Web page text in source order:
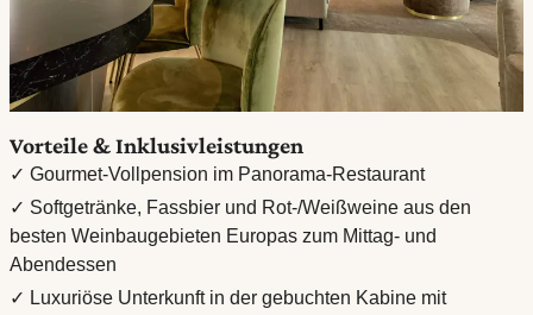
Vorteile & Inklusivleistungen
✓ Gourmet-Vollpension im Panorama-Restaurant
✓ Softgetränke, Fassbier und Rot-/Weißweine aus den
besten Weinbaugebieten Europas zum Mittag- und
Abendessen
✓ Luxuriöse Unterkunft in der gebuchten Kabine mit